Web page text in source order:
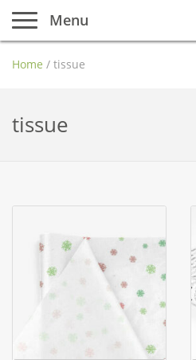
Menu
Home / tissue
tissue